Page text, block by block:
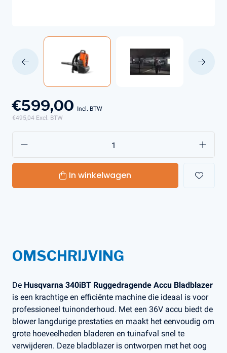
€599,00 Incl. BTW
€495,04 Excl. BTW
In winkelwagen
OMSCHRIJVING
De Husqvarna 340iBT Ruggedragende Accu Bladblazer
is een krachtige en efficiënte machine die ideaal is voor
professioneel tuinonderhoud. Met een 36V accu biedt de
blower langdurige prestaties en maakt het eenvoudig om
grote hoeveelheden bladeren en tuinafval snel te
verwijderen. Deze bladblazer is ontworpen met het oog